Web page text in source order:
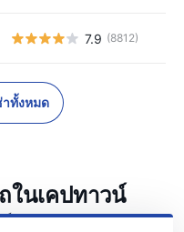
7.9 (8812)
าทั้งหมด
ในเคปทาวน์
น์